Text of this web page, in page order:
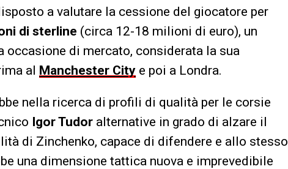
a valutare la cessione del giocatore per
di sterline (circa 12-18 milioni di euro), un
occasione di mercato, considerata la sua
al Manchester City e poi a Londra.
nella ricerca di profili di qualità per le corsie
Igor Tudor alternative in grado di alzare il
di Zinchenko, capace di difendere e allo stesso
una dimensione tattica nuova e imprevedibile